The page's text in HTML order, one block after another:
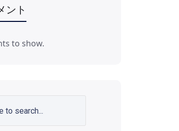
ント
to show.